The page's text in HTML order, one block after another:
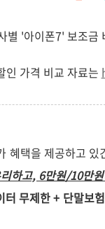
별 '아이폰7' 보조금
인 가격 비교 자료는
혜택을 제공하고 있
하고, 6만원/10만
터 무제한 + 단말보